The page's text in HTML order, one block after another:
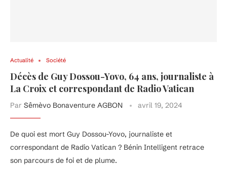
Actualité Société
Décès de Guy Dossou-Yovo, 64 ans, journaliste à
La Croix et correspondant de Radio Vatican
Par Sêmèvo Bonaventure AGBON avril 19, 2024
De quoi est mort Guy Dossou-Yovo, journaliste et
correspondant de Radio Vatican ? Bénin Intelligent retrace
son parcours de foi et de plume.